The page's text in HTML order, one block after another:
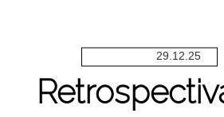
29.12.25